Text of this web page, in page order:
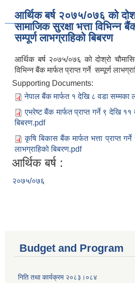
आर्थिक बर्ष २०७५/०७६ को
सामाजिक सुरक्षा भत्ता विभिन्न
सम्पूर्ण लाभग्राहिको बिबरण
आर्थिक बर्ष २०७५/०७६ को दोश्रो
विभिन्न बैंक मार्फत प्राप्त गर्ने सम्पूर्ण
Supporting Documents:
नेपाल बैंक मार्फत १ देखि ८ वडा सम्मका
एभरेष्ट बैंक मार्फत प्राप्त गर्ने ९ देखि ११
बिबरण.pdf
कृषि बिकास बैंक मार्फत भत्ता प्राप्त
लाभग्राहिको बिबरण.pdf
आर्थिक बर्ष :
२०७५/०७६
Budget and Program
निति तथा कार्यक्रम २०८३।०८४